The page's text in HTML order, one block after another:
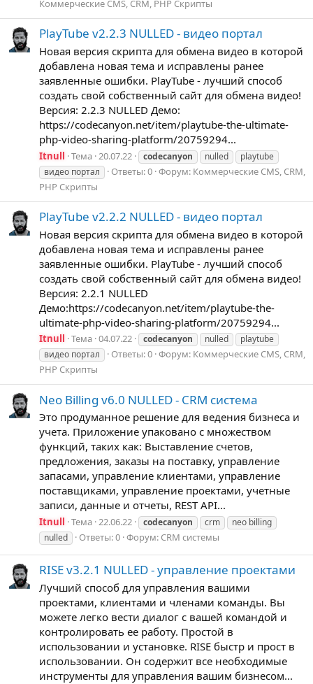
Коммерческие CMS, CRM, PHP Скрипты
PlayTube v2.2.3 NULLED - видео портал
Новая версия скрипта для обмена видео в которой
добавлена новая тема и исправлены ранее
заявленные ошибки. PlayTube - лучший способ
создать свой собственный сайт для обмена видео!
Версия: 2.2.3 NULLED Демо:
https://codecanyon.net/item/playtube-the-ultimate-
php-video-sharing-platform/20759294...
Itnull Тема 20.07.22 codecanyon nulled
playtube
видео портал
Ответы: 0 Форум: Коммерческие CMS, CRM,
PHP Скрипты
PlayTube v2.2.2 NULLED - видео портал
Новая версия скрипта для обмена видео в которой
добавлена новая тема и исправлены ранее
заявленные ошибки. PlayTube - лучший способ
создать свой собственный сайт для обмена видео!
Версия: 2.2.1 NULLED
Демо:https://codecanyon.net/item/playtube-the-
ultimate-php-video-sharing-platform/20759294...
Itnull Тема 04.07.22 codecanyon nulled
playtube
видео портал
Ответы: 0 Форум: Коммерческие CMS, CRM,
PHP Скрипты
Neo Billing v6.0 NULLED - CRM система
Это продуманное решение для ведения бизнеса и
учета. Приложение упаковано с множеством
функций, таких как: Выставление счетов,
предложения, заказы на поставку, управление
запасами, управление клиентами, управление
поставщиками, управление проектами, учетные
записи, данные и отчеты, REST API...
Itnull Тема 22.06.22 codecanyon crm
neo billing
nulled
Ответы: 0 Форум: CRM системы
RISE v3.2.1 NULLED - управление проектами
Лучший способ для управления вашими
проектами, клиентами и членами команды. Вы
можете легко вести диалог с вашей командой и
контролировать ее работу. Простой в
использовании и установке. RISE быстр и прост в
использовании. Он содержит все необходимые
инструменты для управления вашим бизнесом...